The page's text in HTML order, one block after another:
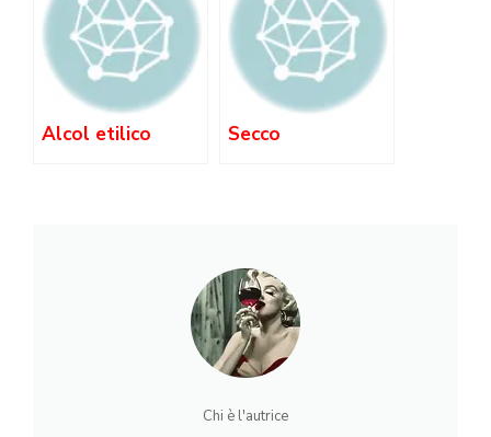
Alcol etilico Secco
Chi è l'autrice